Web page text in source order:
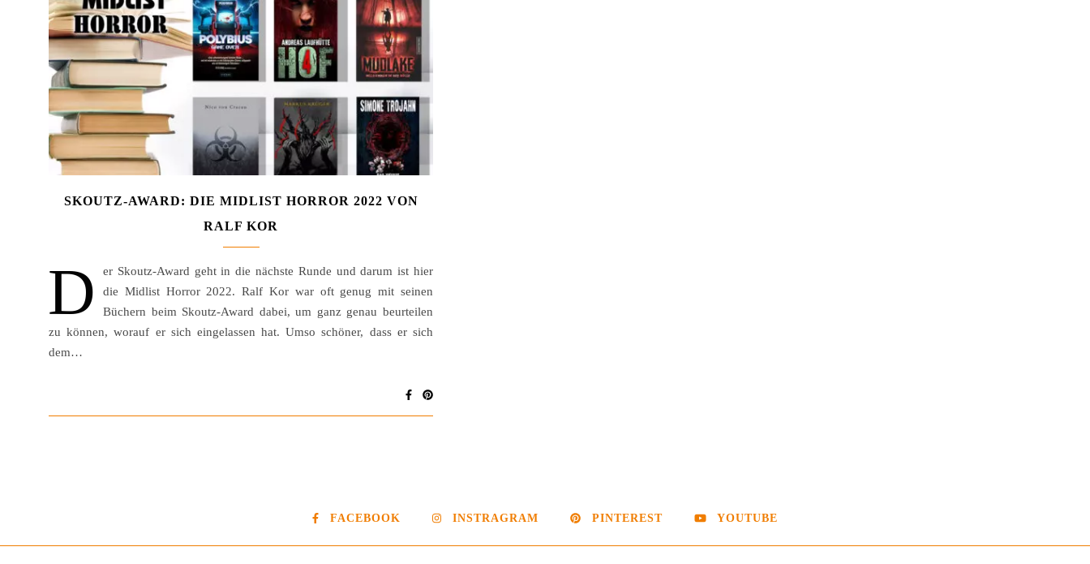
SKOUTZ-AWARD: DIE MIDLIST HORROR 2022 VON
RALF KOR
D
er Skoutz-Award geht in die nächste Runde und darum ist hier
die Midlist Horror 2022. Ralf Kor war oft genug mit seinen
Büchern beim Skoutz-Award dabei, um ganz genau beurteilen
zu können, worauf er sich eingelassen hat. Umso schöner, dass er sich
dem…
FACEBOOK INSTRAGRAM PINTEREST YOUTUBE